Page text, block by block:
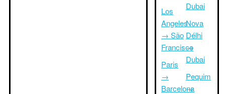
Los
Angeles
→ São
Francisco
Paris
→
Barcelona
Dubai
Nova
Délhi
→
Dubai
Pequim
→